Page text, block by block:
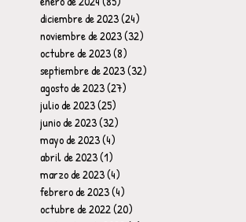
diciembre de 2023(24)
noviembre de 2023(32)
octubre de 2023(8)
septiembre de 2023(32)
agosto de 2023(27)
julio de 2023(25)
junio de 2023(32)
mayo de 2023(4)
abril de 2023(1)
marzo de 2023(4)
febrero de 2023(4)
octubre de 2022(20)